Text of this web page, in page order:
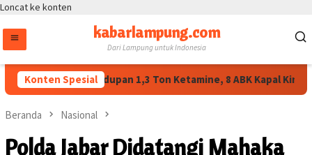
Loncat ke konten
kabarlampung.com
Dari Lampung untuk Indonesia
Konten Spesial
Penyelundupan 1,3 Ton Ketamine, 8 ABK Kapal King Sun
Beranda Nasional
Polda Jabar Didatangi Mahaka